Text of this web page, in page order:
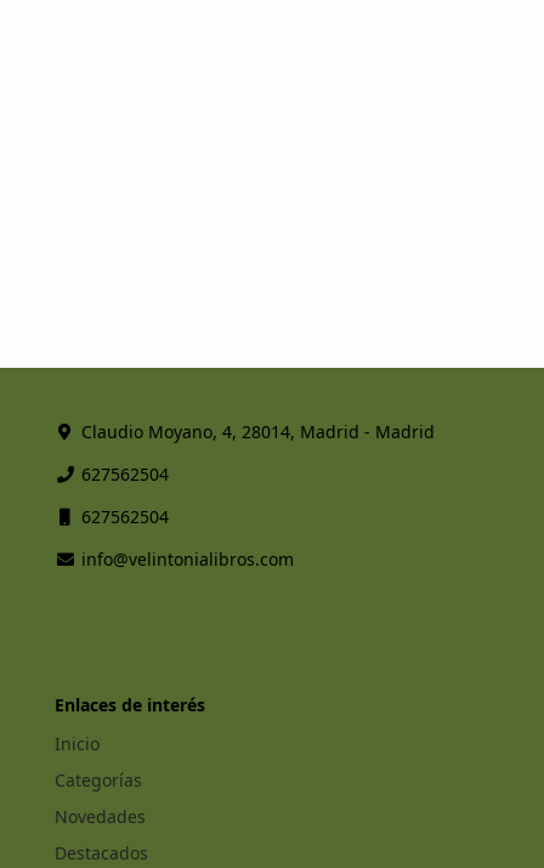
Claudio Moyano, 4, 28014, Madrid - Madrid
627562504
627562504
info@velintonialibros.com
Enlaces de interés
Inicio
Categorías
Novedades
Destacados